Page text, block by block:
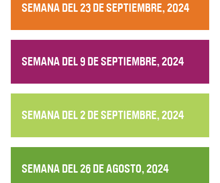
SEMANA DEL 23 DE SEPTIEMBRE, 2024
SEMANA DEL 9 DE SEPTIEMBRE, 2024
SEMANA DEL 2 DE SEPTIEMBRE, 2024
SEMANA DEL 26 DE AGOSTO, 2024